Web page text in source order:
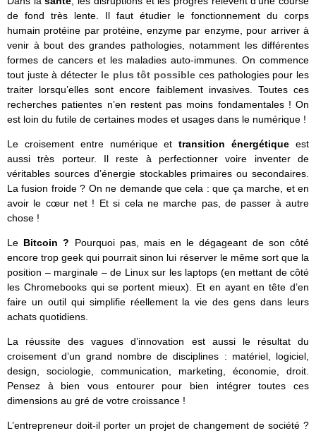
de fond très lente. Il faut étudier le fonctionnement du corps
humain protéine par protéine, enzyme par enzyme, pour arriver à
venir à bout des grandes pathologies, notamment les différentes
formes de cancers et les maladies auto-immunes. On commence
tout juste à détecter le plus tôt possible ces pathologies pour les
traiter lorsqu’elles sont encore faiblement invasives. Toutes ces
recherches patientes n’en restent pas moins fondamentales ! On
est loin du futile de certaines modes et usages dans le numérique !
Le croisement entre numérique ettransition énergétique est
aussi très porteur. Il reste à perfectionner voire inventer de
véritables sources d’énergie stockables primaires ou secondaires.
La fusion froide ? On ne demande que cela : que ça marche, et en
avoir le cœur net ! Et si cela ne marche pas, de passer à autre
chose !
Le Bitcoin ? Pourquoi pas, mais en le dégageant de son côté
encore trop geek qui pourrait sinon lui réserver le même sort que la
position – marginale – de Linux sur les laptops (en mettant de côté
les Chromebooks qui se portent mieux). Et en ayant en tête d’en
faire un outil qui simplifie réellement la vie des gens dans leurs
achats quotidiens.
La réussite des vagues d’innovation est aussi le résultat du
croisement d’un grand nombre de disciplines : matériel, logiciel,
design, sociologie, communication, marketing, économie, droit.
Pensez à bien vous entourer pour bien intégrer toutes ces
dimensions au gré de votre croissance !
L’entrepreneur doit-il porter un projet de changement de société ?